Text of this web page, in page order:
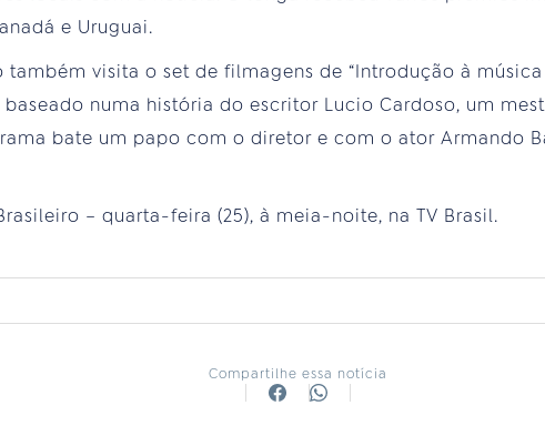
e Uruguai.
visita o set de filmagens de “Introdução à música
baseado numa história do escritor Lucio Cardoso, um
bate um papo com o diretor e com o ator Armando
– quarta-feira (25), à meia-noite, na TV Brasil.
Compartilhe essa notícia